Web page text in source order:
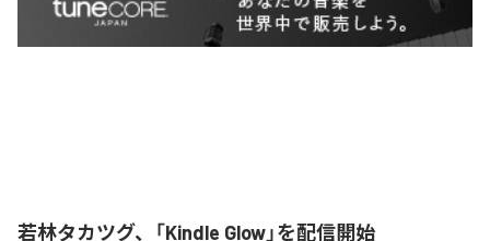
若林タカツグ、「Kindle Glow」を配信開始